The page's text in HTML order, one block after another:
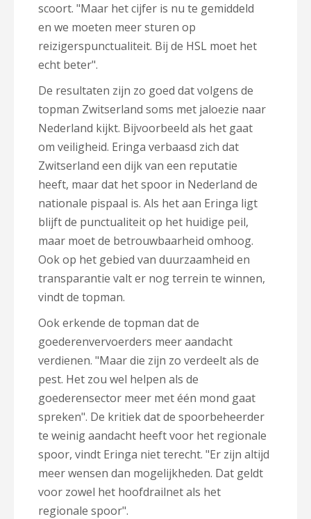
scoort. "Maar het cijfer is nu te gemiddeld
en we moeten meer sturen op
reizigerspunctualiteit. Bij de HSL moet het
echt beter".
De resultaten zijn zo goed dat volgens de
topman Zwitserland soms met jaloezie naar
Nederland kijkt. Bijvoorbeeld als het gaat
om veiligheid. Eringa verbaasd zich dat
Zwitserland een dijk van een reputatie
heeft, maar dat het spoor in Nederland de
nationale pispaal is. Als het aan Eringa ligt
blijft de punctualiteit op het huidige peil,
maar moet de betrouwbaarheid omhoog.
Ook op het gebied van duurzaamheid en
transparantie valt er nog terrein te winnen,
vindt de topman.
Ook erkende de topman dat de
goederenvervoerders meer aandacht
verdienen. "Maar die zijn zo verdeelt als de
pest. Het zou wel helpen als de
goederensector meer met één mond gaat
spreken". De kritiek dat de spoorbeheerder
te weinig aandacht heeft voor het regionale
spoor, vindt Eringa niet terecht. "Er zijn altijd
meer wensen dan mogelijkheden. Dat geldt
voor zowel het hoofdrailnet als het
regionale spoor".